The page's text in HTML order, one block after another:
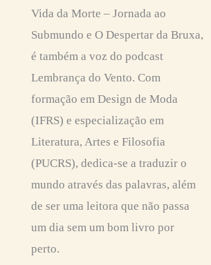
Vida da Morte – Jornada ao
Submundo e O Despertar da Bruxa,
é também a voz do podcast
Lembrança do Vento. Com
formação em Design de Moda
(IFRS) e especialização em
Literatura, Artes e Filosofia
(PUCRS), dedica-se a traduzir o
mundo através das palavras, além
de ser uma leitora que não passa
um dia sem um bom livro por
perto.